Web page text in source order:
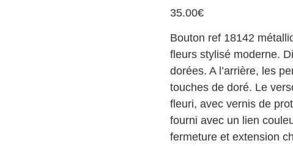
35.00€
Bouton ref 18142
fleurs stylisé moderne.
dorées. A l’arrière, les
touches de doré. Le
fleuri, avec vernis de
fourni avec un lien
fermeture et extension